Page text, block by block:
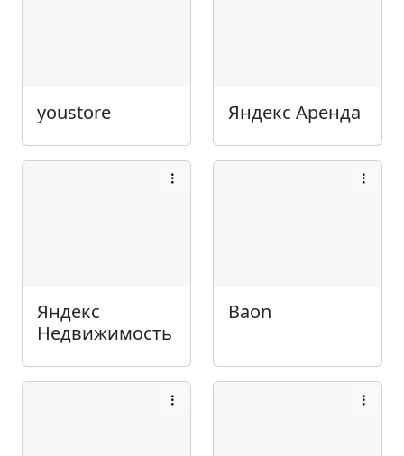
youstore Яндекс Аренда
Яндекс
Недвижимость
Baon